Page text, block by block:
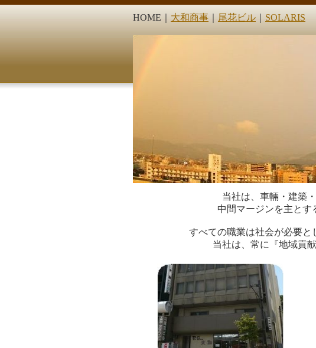
HOME｜ 大和商事 尾花ビル SOLARIS
当社は、車輛・建築
中間マージンを主とす
すべての職業は社会が必要と
当社は、常に『地域貢